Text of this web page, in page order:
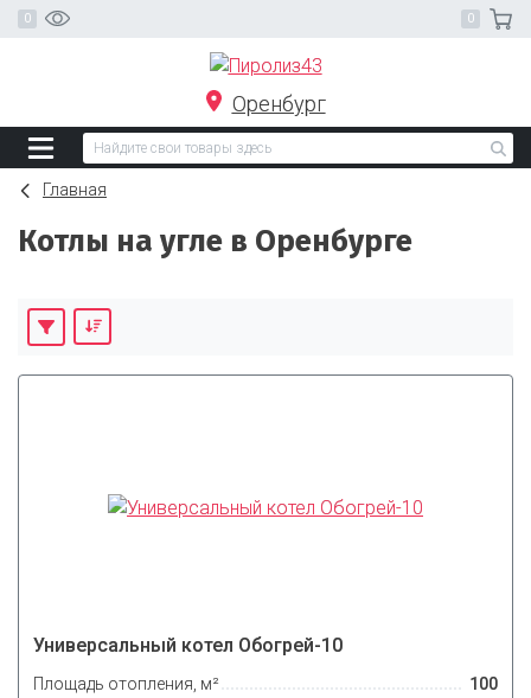
Оренбург
Главная
Котлы на угле в Оренбурге
Универсальный котел Обогрей-10
Площадь отопления, м²
100